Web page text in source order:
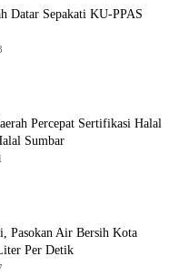
Datar Sepakati KU-PPAS
Percepat Sertifikasi Halal
Sumbar
Pasokan Air Bersih Kota
Per Detik